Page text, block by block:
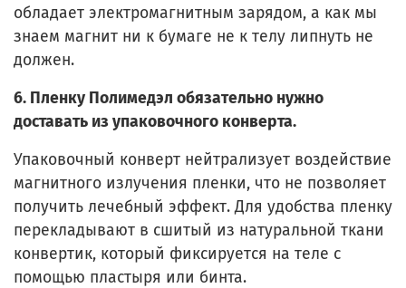
обладает электромагнитным зарядом, а как мы
знаем магнит ни к бумаге не к телу липнуть не
должен.
6. Пленку Полимедэл обязательно нужно
доставать из упаковочного конверта.
Упаковочный конверт нейтрализует воздействие
магнитного излучения пленки, что не позволяет
получить лечебный эффект. Для удобства пленку
перекладывают в сшитый из натуральной ткани
конвертик, который фиксируется на теле с
помощью пластыря или бинта.